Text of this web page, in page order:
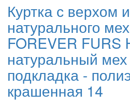
Куртка с верхом
натурального
FOREVER FURS
натуральный
подкладка -
крашенная 14